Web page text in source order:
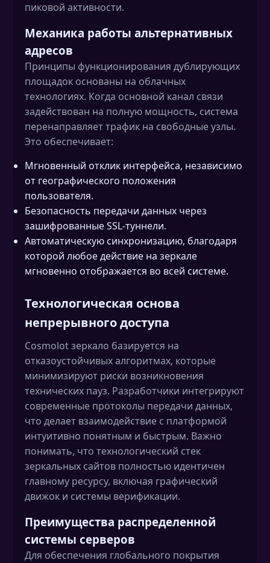
пиковой активности.
Механика работы альтернативных
адресов
Принципы функционирования дублирующих
площадок основаны на облачных
технологиях. Когда основной канал связи
задействован на полную мощность, система
перенаправляет трафик на свободные узлы.
Это обеспечивает:
Мгновенный отклик интерфейса, независимо
от географического положения
пользователя.
Безопасность передачи данных через
зашифрованные SSL-туннели.
Автоматическую синхронизацию, благодаря
которой любое действие на зеркале
мгновенно отображается во всей системе.
Технологическая основа
непрерывного доступа
Cosmolot зеркало базируется на
отказоустойчивых алгоритмах, которые
минимизируют риски возникновения
технических пауз. Разработчики интегрируют
современные протоколы передачи данных,
что делает взаимодействие с платформой
интуитивно понятным и быстрым. Важно
понимать, что технологический стек
зеркальных сайтов полностью идентичен
главному ресурсу, включая графический
движок и системы верификации.
Преимущества распределенной
системы серверов
Для обеспечения глобального покрытия